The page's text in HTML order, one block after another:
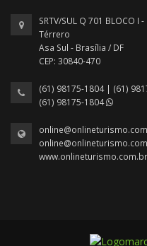
SRTV/SUL Q 701 BLOCO
Térrero
Asa Sul - Brasília / DF
CEP: 30840-470
(61) 98175-1804 | (61)
(61) 98175-1804
www.onlineturismo.com.br